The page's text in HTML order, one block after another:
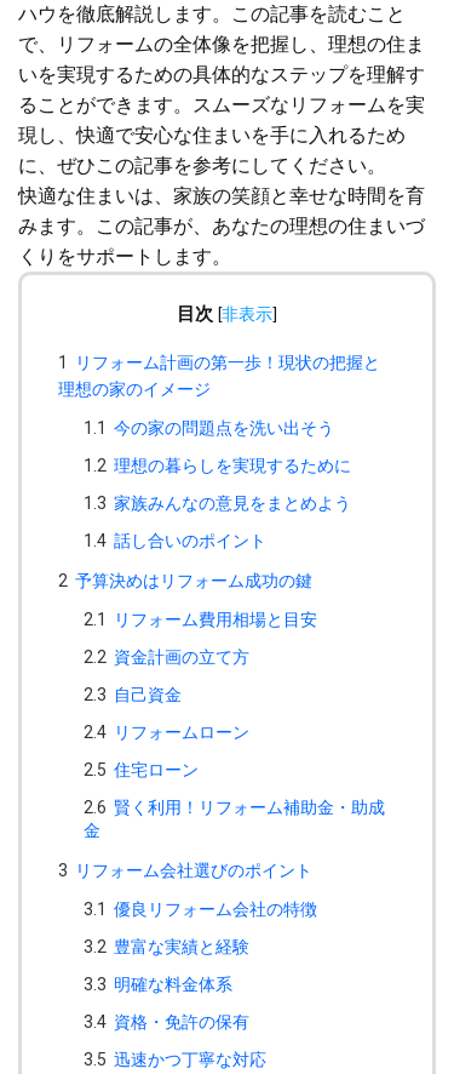
ハウを徹底解説します。この記事を読むこと
で、リフォームの全体像を把握し、理想の住ま
いを実現するための具体的なステップを理解す
ることができます。スムーズなリフォームを実
現し、快適で安心な住まいを手に入れるため
に、ぜひこの記事を参考にしてください。
快適な住まいは、家族の笑顔と幸せな時間を育
みます。この記事が、あなたの理想の住まいづ
くりをサポートします。
目次 [非表示]
1
リフォーム計画の第一歩！現状の把握と
理想の家のイメージ
1.1 今の家の問題点を洗い出そう
1.2 理想の暮らしを実現するために
1.3 家族みんなの意見をまとめよう
1.4 話し合いのポイント
2 予算決めはリフォーム成功の鍵
2.1
リフォーム費用相場と目安
2.2 資金計画の立て方
2.3 自己資金
2.4 リフォームローン
2.5 住宅ローン
2.6 賢く利用！リフォーム補助金・助成
金
3 リフォーム会社選びのポイント
3.1 優良リフォーム会社の特徴
3.2 豊富な実績と経験
3.3 明確な料金体系
3.4 資格・免許の保有
3.5 迅速かつ丁寧な対応